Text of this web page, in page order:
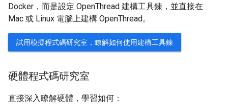
Docker，而是設定 OpenThread 建構工具鍊，並直接在
Mac 或 Linux 電腦上建構 OpenThread。
試用模擬程式碼研究室，瞭解如何使用建構工具鍊
硬體程式碼研究室
直接深入瞭解硬體，學習如何：